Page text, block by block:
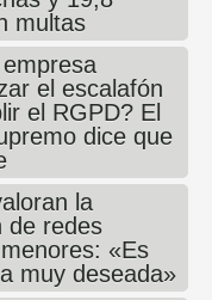
multas
el escalafón
el RGPD? El
dice que
la
de redes
«Es
muy deseada»